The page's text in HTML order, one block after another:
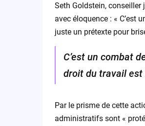
Seth Goldstein, conseiller
avec éloquence : « C’est
juste un prétexte pour
C’est un combat
droit du travail
Par le prisme de cette
administratifs sont «